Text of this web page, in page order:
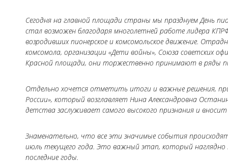
Сегодня на главной площади страны мы празднуем День
стал возможен благодаря многолетней работе лидера
возродивших пионерское и комсомольское движение.
комсомола, организации «Дети войны», Союза советских
Красной площади, они торжественно принимают в ряды
Отдельно хочется отметить итоги и важные решения,
России», который возглавляет Нина Александровна
детства заслуживает самого высокого признания и
Знаменательно, что все эти значимые события
июль текущего года. Это важный этап, который
последние годы.